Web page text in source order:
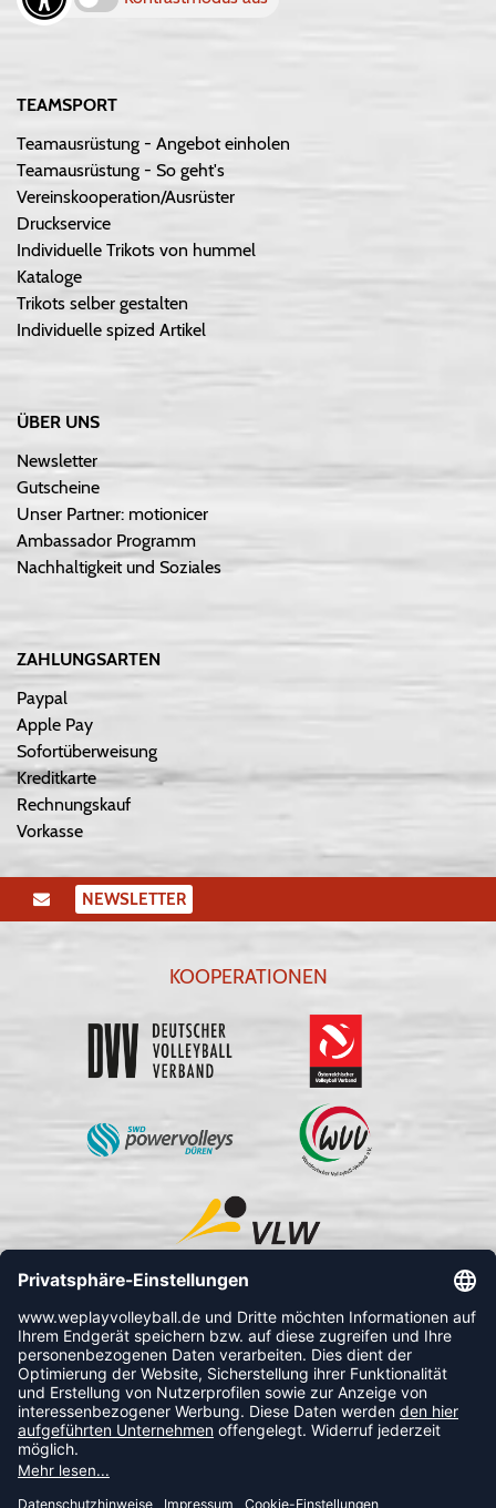
TEAMSPORT
Teamausrüstung - Angebot einholen
Teamausrüstung - So geht's
Vereinskooperation/Ausrüster
Druckservice
Individuelle Trikots von hummel
Kataloge
Trikots selber gestalten
Individuelle spized Artikel
ÜBER UNS
Newsletter
Gutscheine
Unser Partner: motionicer
Ambassador Programm
Nachhaltigkeit und Soziales
ZAHLUNGSARTEN
Paypal
Apple Pay
Sofortüberweisung
Kreditkarte
Rechnungskauf
Vorkasse
NEWSLETTER
KOOPERATIONEN
FOLLOW US